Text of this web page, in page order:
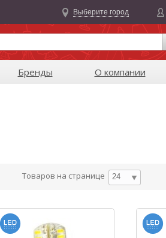
Выберите город
Бренды О компании
Товаров на странице 24